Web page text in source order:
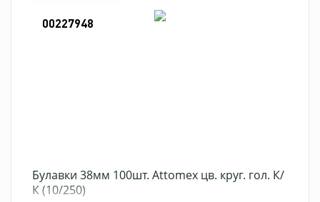
00227948
Булавки 38мм 100шт. Attomex цв. круг. гол. К/
К (10/250)